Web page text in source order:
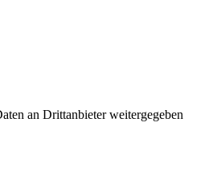
an Drittanbieter weitergegeben